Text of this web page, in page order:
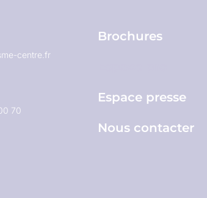
centre.fr
70
Brochures
Espace presse
Nous contacter